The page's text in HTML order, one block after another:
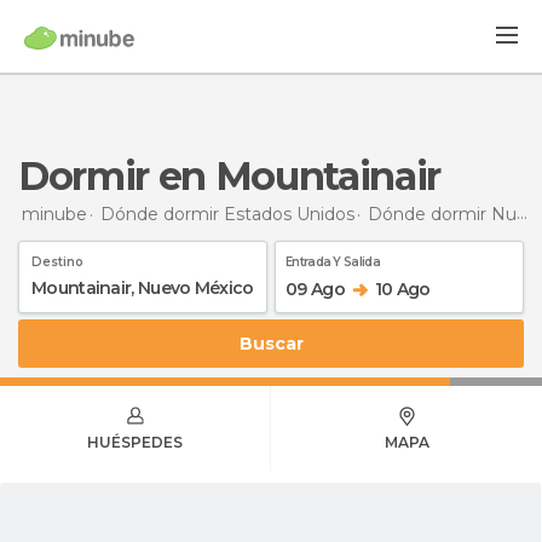
Dormir en Mountainair
minube Dónde dormir Estados Unidos Dónde dormir Nuevo México
Destino Entrada Y Salida
09 Ago 10 Ago
Buscar
HUÉSPEDES MAPA